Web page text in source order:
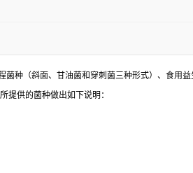
种（斜面、甘油菌和穿刺菌三种形式）、食用
提供的菌种做出如下说明：